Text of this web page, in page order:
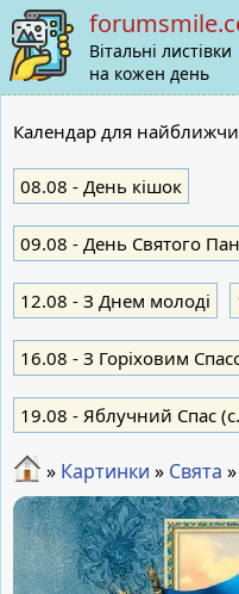
Вітальні листівки
на кожен день
Календар для
08.08 - День кішок
09.08 - День Святого
12.08 - З Днем молоді
16.08 - З Горіховим
19.08 - Яблучний Cпас
» Картинки » Свята »